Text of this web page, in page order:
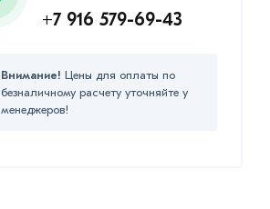
+7 916 579-69-43
Внимание! Цены для оплаты по
безналичному расчету уточняйте у
менеджеров!